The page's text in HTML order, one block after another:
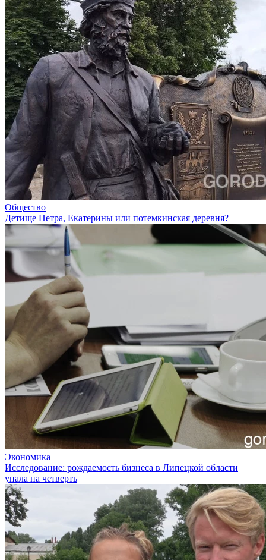
Общество
Детище Петра, Екатерины или потемкинская деревня?
Экономика
Исследование: рождаемость бизнеса в Липецкой области
упала на четверть